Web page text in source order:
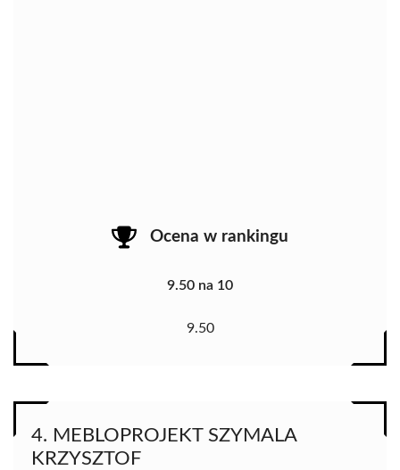
Ocena w rankingu
9.50 na 10
9.50
4. MEBLOPROJEKT SZYMALA
KRZYSZTOF